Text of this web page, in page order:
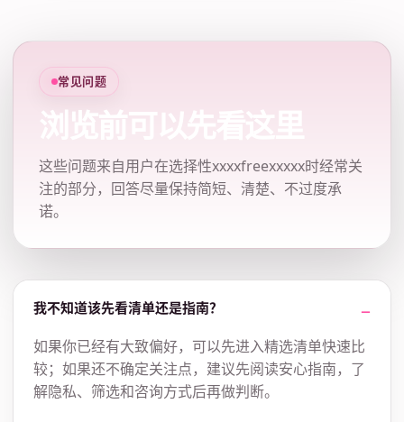
常见问题
浏览前可以先看这里
这些问题来自用户在选择性xxxxfreexxxxx时经常关
注的部分，回答尽量保持简短、清楚、不过度承
诺。
我不知道该先看清单还是指南？
如果你已经有大致偏好，可以先进入精选清单快速比
较；如果还不确定关注点，建议先阅读安心指南，了
解隐私、筛选和咨询方式后再做判断。